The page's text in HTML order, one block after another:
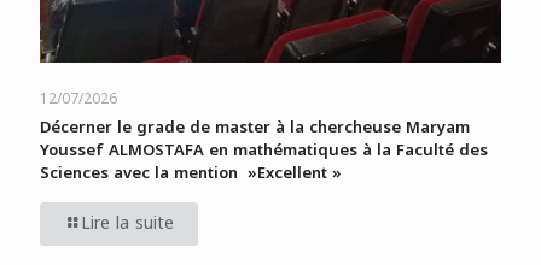
12/07/2026
Décerner le grade de master à la chercheuse Maryam
Youssef ALMOSTAFA en mathématiques à la Faculté des
Sciences avec la mention »Excellent »
Lire la suite